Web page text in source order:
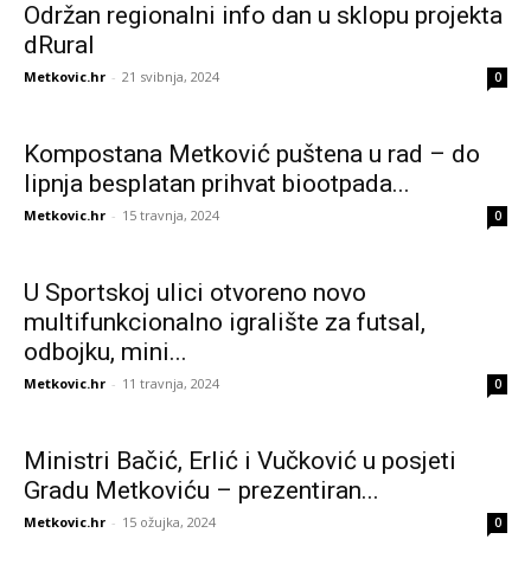
Održan regionalni info dan u sklopu projekta
dRural
Metkovic.hr - 21 svibnja, 2024 0
Kompostana Metković puštena u rad – do
lipnja besplatan prihvat biootpada...
Metkovic.hr - 15 travnja, 2024 0
U Sportskoj ulici otvoreno novo
multifunkcionalno igralište za futsal,
odbojku, mini...
Metkovic.hr - 11 travnja, 2024 0
Ministri Bačić, Erlić i Vučković u posjeti
Gradu Metkoviću – prezentiran...
Metkovic.hr - 15 ožujka, 2024 0